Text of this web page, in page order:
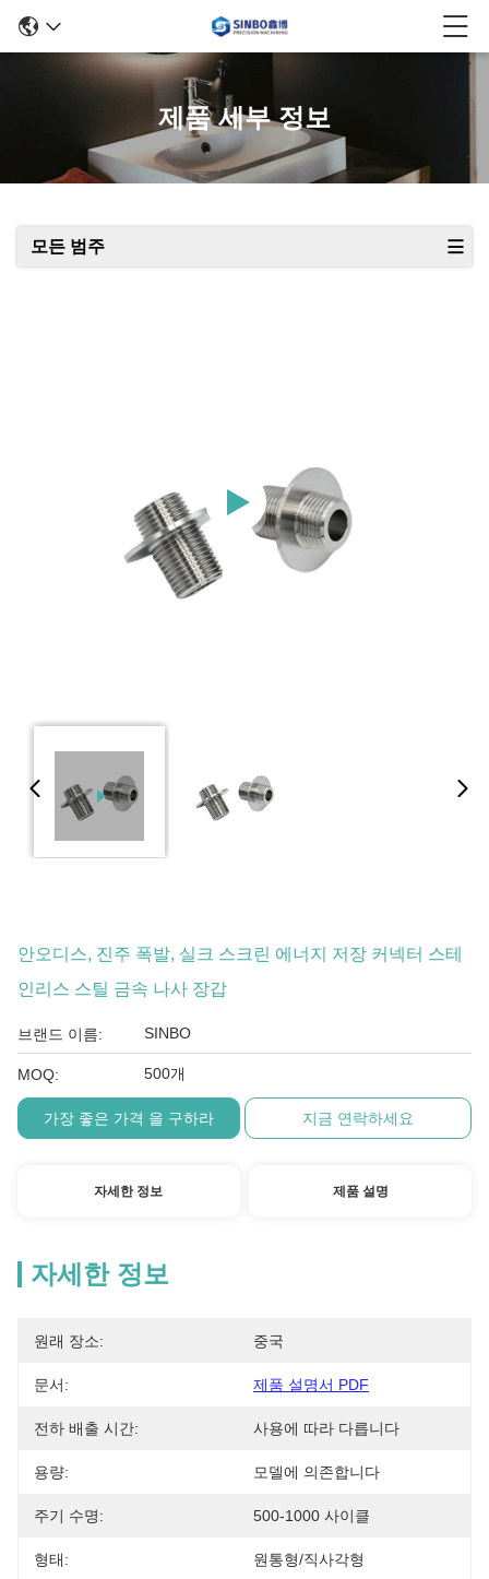
제품 세부 정보
모든 범주
안오디스, 진주 폭발, 실크 스크린 에너지 저장 커넥터 스테
인리스 스틸 금속 나사 장갑
브랜드 이름: SINBO
MOQ: 500개
가장 좋은 가격 을 구하라 지금 연락하세요
자세한 정보 제품 설명
자세한 정보
원래 장소: 중국
문서: 제품 설명서 PDF
전하 배출 시간: 사용에 따라 다릅니다
용량: 모델에 의존합니다
주기 수명: 500-1000 사이클
형태: 원통형/직사각형